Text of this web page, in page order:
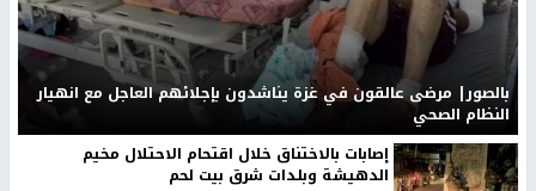
بالصور| مرضى عالقون في غزة يناشدون بإجلائهم العاجل مع انهيار
النظام الصحي
إصابات بالاختناق خلال اقتحام الاحتلال مخيم
الدهيشة وبلدات شرق بيت لحم